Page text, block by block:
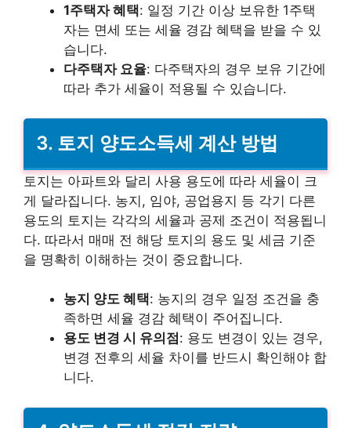
1주택자 혜택: 일정 기간 이상 보유한 1주택
자는 면세 또는 세율 경감 혜택을 받을 수 있
습니다.
다주택자 요율: 다주택자의 경우 보유 기간에
따라 추가 세율이 적용될 수 있습니다.
3. 토지 양도소득세 계산 방법
토지는 아파트와 달리 사용 용도에 따라 세율이 크
게 달라집니다. 농지, 임야, 공업용지 등 각기 다른
용도의 토지는 각각의 세율과 공제 조건이 적용됩니
다. 따라서 매매 전 해당 토지의 용도 및 세금 기준
을 명확히 이해하는 것이 중요합니다.
농지 양도 혜택: 농지의 경우 일정 조건을 충
족하면 세율 경감 혜택이 주어집니다.
용도 변경 시 유의점 : 용도 변경이 있는 경우,
변경 전후의 세율 차이를 반드시 확인해야 합
니다.